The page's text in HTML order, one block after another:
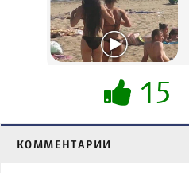
15
КОММЕНТАРИИ